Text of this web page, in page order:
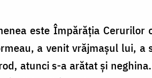
este Împărăția
a venit vrăjmașul lui,
atunci s-a arătat și